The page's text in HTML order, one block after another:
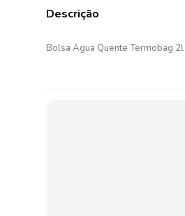
Bolsa Agua Quente Termobag 2l